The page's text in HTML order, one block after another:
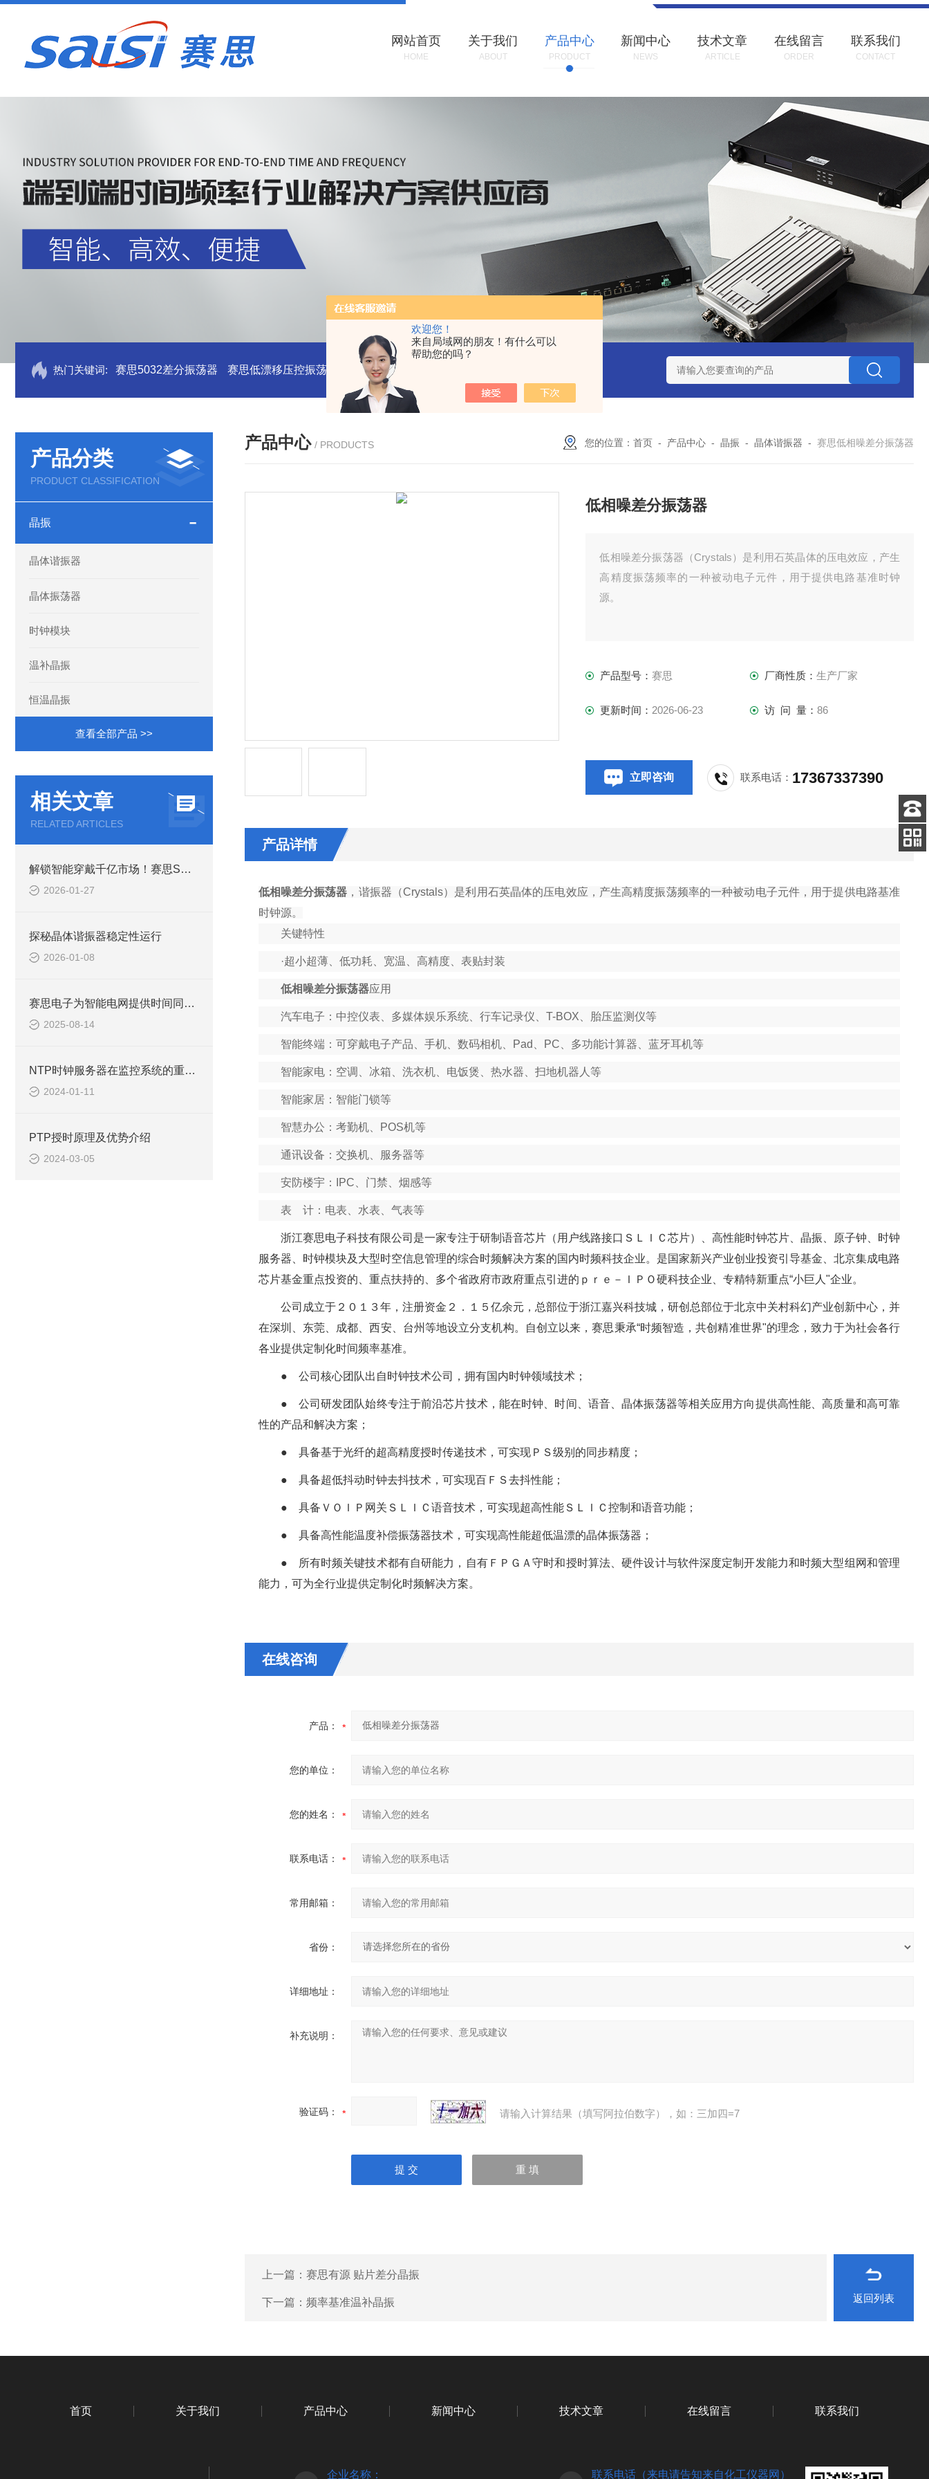
欢迎您！
来自局域网的朋友！有什么可以
帮助您的吗？
网站首页
HOME
关于我们
ABOUT
产品中心
PRODUCT
新闻中心
NEWS
技术文章
ARTICLE
在线留言
ORDER
联系我们
CONTACT
热门关键词: 赛思5032差分振荡器 赛思低漂移压控振荡器 赛思VCTCXO 压控振荡器 赛思北斗终端压控晶振 赛思高频石英无源晶体谐振器
产品分类
PRODUCT CLASSIFICATION
晶振
晶体谐振器
晶体振荡器
时钟模块
温补晶振
恒温晶振
查看全部产品 >>
相关文章
RELATED ARTICLES
解锁智能穿戴千亿市场！赛思SMD晶体谐振器，精准驱动智能生态
2026-01-27
探秘晶体谐振器稳定性运行
2026-01-08
赛思电子为智能电网提供时间同步的方法有哪些？
2025-08-14
NTP时钟服务器在监控系统的重要作用
2024-01-11
PTP授时原理及优势介绍
2024-03-05
产品中心 / PRODUCTS 您的位置： 首页 - 产品中心 - 晶振 - 晶体谐振器 - 赛思低相噪差分振荡器
低相噪差分振荡器
低相噪差分振荡器（Crystals）是利用石英晶体的压电效应，产生
高精度振荡频率的一种被动电子元件，用于提供电路基准时钟
源。
产品型号：赛思 厂商性质： 生产厂家
更新时间： 2026-06-23 访 问 量： 86
立即咨询 联系电话： 17367337390
产品详情
低相噪差分振荡器 ，谐振器（Crystals）是利用石英晶体的压电效应，产生高精度振荡频率的一种被动电子元件，用于提供电路基准
时钟源。
关键特性
·超小超薄、低功耗、宽温、高精度、表贴封装
低相噪差分振荡器应用
汽车电子：中控仪表、多媒体娱乐系统、行车记录仪、T-BOX、胎压监测仪等
智能终端：可穿戴电子产品、手机、数码相机、Pad、PC、多功能计算器、蓝牙耳机等
智能家电：空调、冰箱、洗衣机、电饭煲、热水器、扫地机器人等
智能家居：智能门锁等
智慧办公：考勤机、POS机等
通讯设备：交换机、服务器等
安防楼宇：IPC、门禁、烟感等
表 计：电表、水表、气表等
浙江赛思电子科技有限公司是一家专注于研制语音芯片（用户线路接口ＳＬＩＣ芯片）、高性能时钟芯片、晶振、原子钟、时钟
服务器、时钟模块及大型时空信息管理的综合时频解决方案的国内时频科技企业。是国家新兴产业创业投资引导基金、北京集成电路
芯片基金重点投资的、重点扶持的、多个省政府市政府重点引进的ｐｒｅ－ＩＰＯ硬科技企业、专精特新重点“小巨人"企业。
公司成立于２０１３年，注册资金２．１５亿余元，总部位于浙江嘉兴科技城，研创总部位于北京中关村科幻产业创新中心，并
在深圳、东莞、成都、西安、台州等地设立分支机构。自创立以来，赛思秉承“时频智造，共创精准世界"的理念，致力于为社会各行
各业提供定制化时间频率基准。
● 公司核心团队出自时钟技术公司，拥有国内时钟领域技术；
● 公司研发团队始终专注于前沿芯片技术，能在时钟、时间、语音、晶体振荡器等相关应用方向提供高性能、高质量和高可靠
性的产品和解决方案；
● 具备基于光纤的超高精度授时传递技术，可实现ＰＳ级别的同步精度；
● 具备超低抖动时钟去抖技术，可实现百ＦＳ去抖性能；
● 具备ＶＯＩＰ网关ＳＬＩＣ语音技术，可实现超高性能ＳＬＩＣ控制和语音功能；
● 具备高性能温度补偿振荡器技术，可实现高性能超低温漂的晶体振荡器；
● 所有时频关键技术都有自研能力，自有ＦＰＧＡ守时和授时算法、硬件设计与软件深度定制开发能力和时频大型组网和管理
能力，可为全行业提供定制化时频解决方案。
在线咨询
产品：
您的单位：
您的姓名：
联系电话：
常用邮箱：
省份：
详细地址：
补充说明：
验证码： 请输入计算结果（填写阿拉伯数字），如：三加四=7
上一篇： 赛思有源 贴片差分晶振
下一篇： 频率基准温补晶振 返回列表
首页 关于我们 产品中心 新闻中心 技术文章 在线留言 联系我们
企业名称： 联系电话（来电请告知来自化工仪器网）
客服
电话